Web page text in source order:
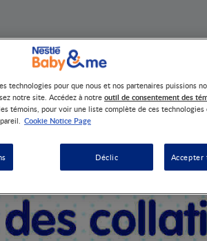
d’ajouter des aliments nutritifs à
et personnalisez des mini-repas
technologies pour que nous et nos partenaires puissions
notre site. Accédez à notre outil de consentement des
témoins, pour voir une liste complète de ces technologies
Cookie Notice Page
Déclic Accepter